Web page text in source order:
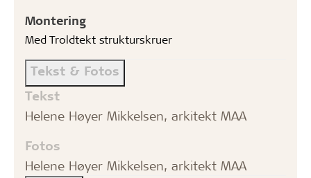
Montering
Med Troldtekt strukturskruer
Tekst & Fotos
Tekst
Helene Høyer Mikkelsen, arkitekt MAA
Fotos
Helene Høyer Mikkelsen, arkitekt MAA